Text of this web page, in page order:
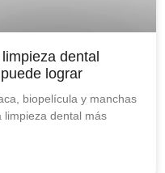
dental
lograr
biopelícula y manchas
dental más